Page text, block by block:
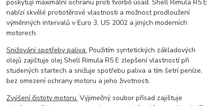
poskytují maximální ochranu proti tvorbě úsad. Shell Rimula R5 E
nabízí skvělé protiotěrové vlastnosti a možnost prodloužení
výměnných intervalů v Euro 3, US 2002 a jiných moderních
motorech.
Snižování spotřeby paliva. Použitím syntetických základových
olejů zajištuje olej Shell Rimula R5 E zlepšení vlastností při
studených startech a snižuje spotřebu paliva a tím šetrí peníze,
bez omezení ochrany motoru a jeho životnosti.
Zvýšení čistoty motoru. Výjimečný soubor přísad zajištuje